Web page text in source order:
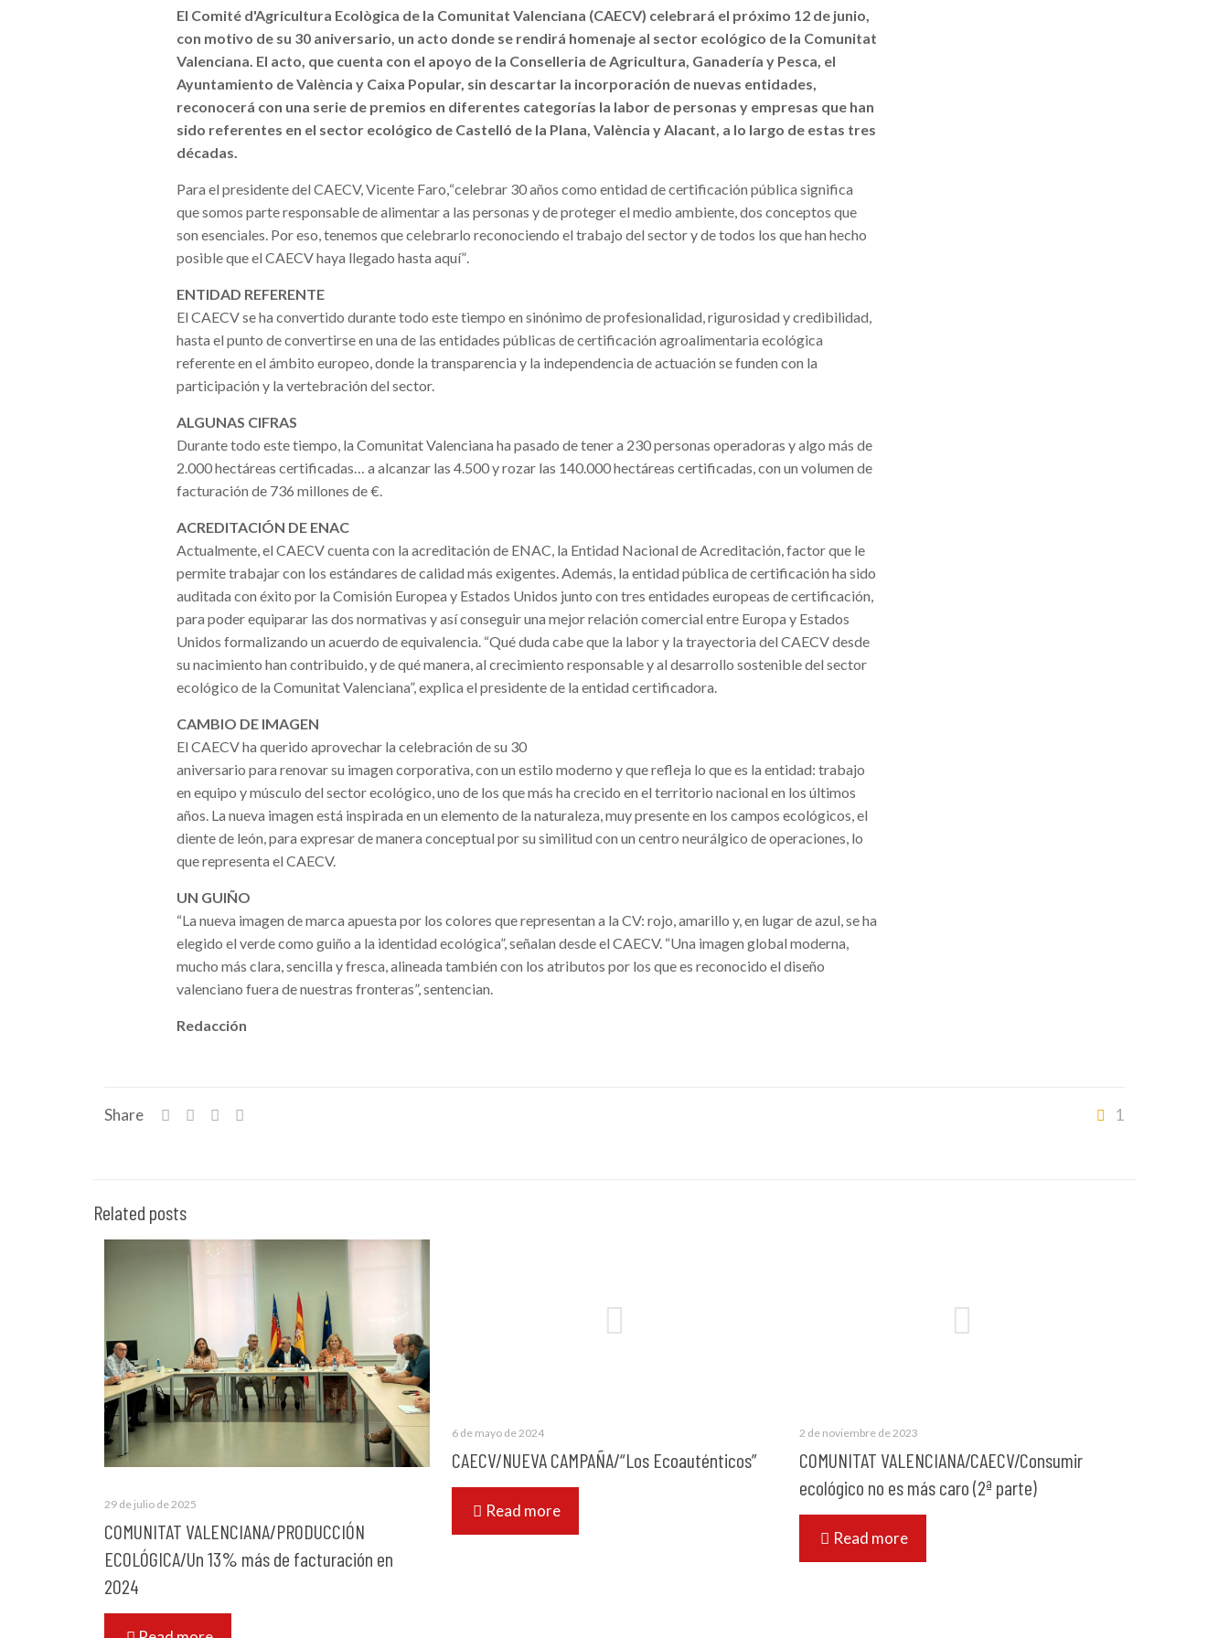
El Comité d'Agricultura Ecològica de la Comunitat Valenciana (CAECV) celebrará el próximo 12 de junio,
con motivo de su 30 aniversario, un acto donde se rendirá homenaje al sector ecológico de la Comunitat
Valenciana. El acto, que cuenta con el apoyo de la Conselleria de Agricultura, Ganadería y Pesca, el
Ayuntamiento de València y Caixa Popular, sin descartar la incorporación de nuevas entidades,
reconocerá con una serie de premios en diferentes categorías la labor de personas y empresas que han
sido referentes en el sector ecológico de Castelló de la Plana, València y Alacant, a lo largo de estas tres
décadas.
Para el presidente del CAECV, Vicente Faro,“celebrar 30 años como entidad de certificación pública significa
que somos parte responsable de alimentar a las personas y de proteger el medio ambiente, dos conceptos que
son esenciales. Por eso, tenemos que celebrarlo reconociendo el trabajo del sector y de todos los que han hecho
posible que el CAECV haya llegado hasta aquí”.
ENTIDAD REFERENTE
El CAECV se ha convertido durante todo este tiempo en sinónimo de profesionalidad, rigurosidad y credibilidad,
hasta el punto de convertirse en una de las entidades públicas de certificación agroalimentaria ecológica
referente en el ámbito europeo, donde la transparencia y la independencia de actuación se funden con la
participación y la vertebración del sector.
ALGUNAS CIFRAS
Durante todo este tiempo, la Comunitat Valenciana ha pasado de tener a 230 personas operadoras y algo más de
2.000 hectáreas certificadas… a alcanzar las 4.500 y rozar las 140.000 hectáreas certificadas, con un volumen de
facturación de 736 millones de€.
ACREDITACIÓN DE ENAC
Actualmente, el CAECV cuenta con la acreditación de ENAC, la Entidad Nacional de Acreditación, factor que le
permite trabajar con los estándares de calidad más exigentes. Además, la entidad pública de certificación ha sido
auditada con éxito por la Comisión Europea y Estados Unidos junto con tres entidades europeas de certificación,
para poder equiparar las dos normativas y así conseguir una mejor relación comercial entre Europa y Estados
Unidos formalizando un acuerdo de equivalencia. “Qué duda cabe que la labor y la trayectoria del CAECV desde
su nacimiento han contribuido, y de qué manera, al crecimiento responsable y al desarrollo sostenible del sector
ecológico de la Comunitat Valenciana”, explica el presidente de la entidad certificadora.
CAMBIO DE IMAGEN
El CAECV ha querido aprovechar la celebración de su 30
aniversario para renovar su imagen corporativa, con un estilo moderno y que refleja lo que es la entidad: trabajo
en equipo y músculo del sector ecológico, uno de los que más ha crecido en el territorio nacional en los últimos
años. La nueva imagen está inspirada en un elemento de la naturaleza, muy presente en los campos ecológicos, el
diente de león, para expresar de manera conceptual por su similitud con un centro neurálgico de operaciones, lo
que representa el CAECV.
UN GUIÑO
“La nueva imagen de marca apuesta por los colores que representan a la CV: rojo, amarillo y, en lugar de azul, se ha
elegido el verde como guiño a la identidad ecológica”, señalan desde el CAECV. “Una imagen global moderna,
mucho más clara, sencilla y fresca, alineada también con los atributos por los que es reconocido el diseño
valenciano fuera de nuestras fronteras”, sentencian.
Redacción
Share 1
Related posts
29 de julio de 2025
COMUNITAT VALENCIANA/PRODUCCIÓN
ECOLÓGICA/Un 13% más de facturación en
2024
6 de mayo de 2024
CAECV/NUEVA CAMPAÑA/“Los Ecoauténticos”
Read more
2 de noviembre de 2023
COMUNITAT VALENCIANA/CAECV/Consumir
ecológico no es más caro (2ª parte)
Read more